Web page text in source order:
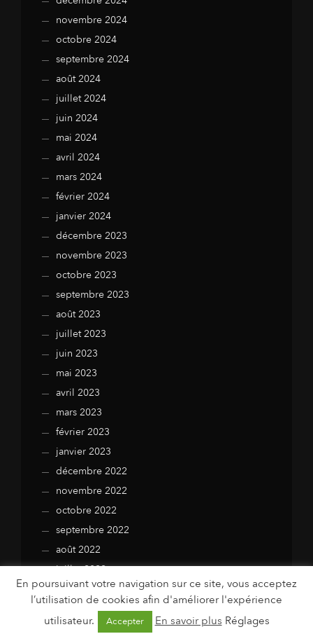
novembre 2024
octobre 2024
septembre 2024
août 2024
juillet 2024
juin 2024
mai 2024
avril 2024
mars 2024
février 2024
janvier 2024
décembre 2023
novembre 2023
octobre 2023
septembre 2023
août 2023
juillet 2023
juin 2023
mai 2023
avril 2023
mars 2023
février 2023
janvier 2023
décembre 2022
novembre 2022
octobre 2022
septembre 2022
août 2022
juillet 2022
juin 2022
avril 2022
En poursuivant votre navigation sur ce site, vous acceptez
l’utilisation de cookies afin d'améliorer l'expérience
utilisateur.
Accepter En savoir plus Réglages